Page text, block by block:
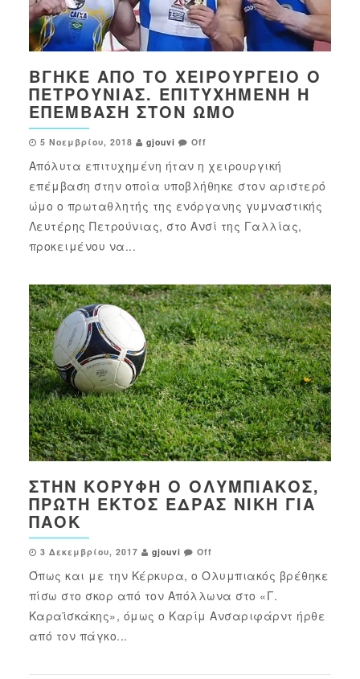
ΒΓΉΚΕ ΑΠΌ ΤΟ ΧΕΙΡΟΥΡΓΕΊΟ Ο
ΠΕΤΡΟΎΝΙΑΣ. ΕΠΙΤΥΧΗΜΈΝΗ Η
ΕΠΈΜΒΑΣΗ ΣΤΟΝ ΏΜΟ
5 Νοεμβρίου, 2018 gjouvi Off
Απόλυτα επιτυχημένη ήταν η χειρουργική
επέμβαση στην οποία υποβλήθηκε στον αριστερό
ώμο ο πρωταθλητής της ενόργανης γυμναστικής
Λευτέρης Πετρούνιας, στο Ανσί της Γαλλίας,
προκειμένου να...
ΣΤΗΝ ΚΟΡΥΦΉ Ο ΟΛΥΜΠΙΑΚΌΣ,
ΠΡΏΤΗ ΕΚΤΌΣ ΈΔΡΑΣ ΝΊΚΗ ΓΙΑ
ΠΑΟΚ
3 Δεκεμβρίου, 2017 gjouvi Off
Όπως και με την Κέρκυρα, ο Ολυμπιακός βρέθηκε
πίσω στο σκορ από τον Απόλλωνα στο «Γ.
Καραϊσκάκης», όμως ο Καρίμ Ανσαριφάρντ ήρθε
από τον πάγκο...